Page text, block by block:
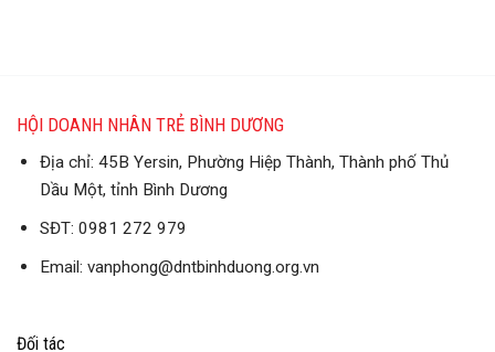
HỘI DOANH NHÂN TRẺ BÌNH DƯƠNG
Địa chỉ: 45B Yersin, Phường Hiệp Thành, Thành phố Thủ
Dầu Một, tỉnh Bình Dương
SĐT: 0981 272 979
Email: vanphong@dntbinhduong.org.vn
Đối tác